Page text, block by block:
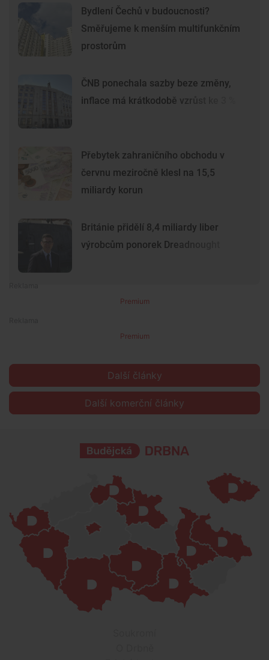
Bydlení Čechů v budoucnosti?
Směřujeme k menším multifunkčním
prostorům
ČNB ponechala sazby beze změny,
inflace má krátkodobě vzrůst ke 3 %
Přebytek zahraničního obchodu v
červnu meziročně klesl na 15,5
miliardy korun
Británie přidělí 8,4 miliardy liber
výrobcům ponorek Dreadnought
Premium
Premium
Další články
Další komerční články